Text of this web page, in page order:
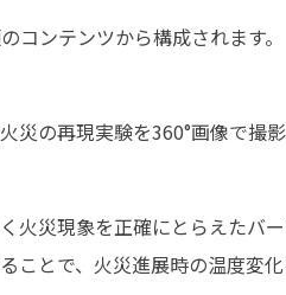
コンテンツから構成されます。
災の再現実験を360°画像で撮影
火災現象を正確にとらえたバ
ことで、火災進展時の温度変